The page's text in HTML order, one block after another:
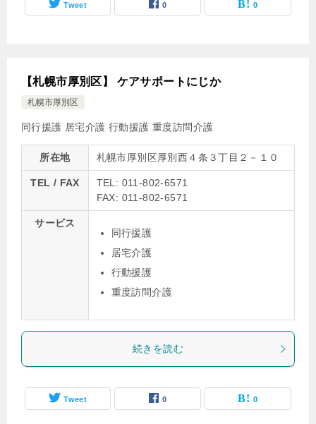
Tweet 0 0
【札幌市厚別区】 ケアサポートにじか
札幌市厚別区
同行援護 居宅介護 行動援護 重度訪問介護
所在地 札幌市厚別区厚別西４条３丁目２－１０
TEL / FAX
TEL: 011-802-6571
FAX: 011-802-6571
サービス
同行援護
居宅介護
行動援護
重度訪問介護
続きを読む
Tweet 0 0